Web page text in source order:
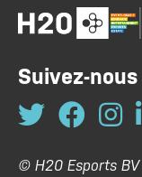
Suivez-nous
© H20 Esports